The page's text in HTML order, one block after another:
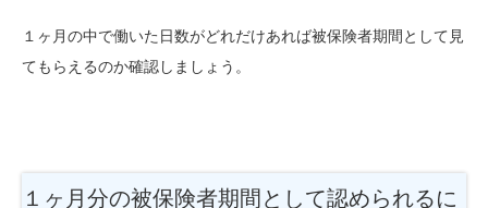
１ヶ月の中で働いた日数がどれだけあれば被保険者期間として見
てもらえるのか確認しましょう。
１ヶ月分の被保険者期間として認められるに